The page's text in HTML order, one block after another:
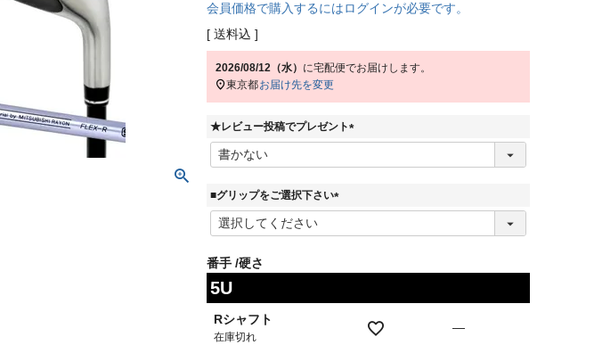
会員価格で購入するにはログインが必要です。
送料込
2026/08/12（水） に宅配便でお届けします。
東京都お届け先を変更
★レビュー投稿でプレゼント
(
■グリップをご選択下さい
(
番手 硬さ
5U
Rシャフト
在庫切れ
—